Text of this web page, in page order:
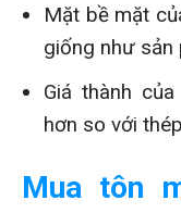
Mặt bề mặt
giống như sản
Giá thành
hơn so với
Mua tôn